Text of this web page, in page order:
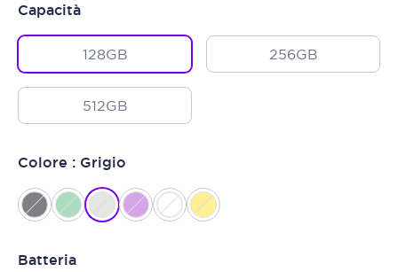
Capacità
128GB 256GB
512GB
Colore : Grigio
Batteria